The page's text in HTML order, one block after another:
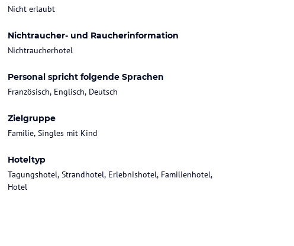
Nicht erlaubt
Nichtraucher- und Raucherinformation
Nichtraucherhotel
Personal spricht folgende Sprachen
Französisch, Englisch, Deutsch
Zielgruppe
Familie, Singles mit Kind
Hoteltyp
Tagungshotel, Strandhotel, Erlebnishotel, Familienhotel,
Hotel